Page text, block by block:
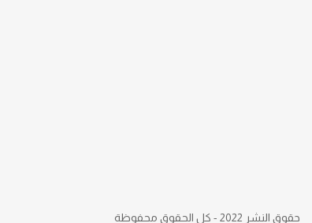
حقوق النشر 2022 - كل الحقوق محفوظة